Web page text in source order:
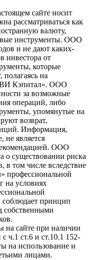
сайте носит
рассматриваться как
валюту,
инструменты. ООО
и не дают каких-
инвестора от
которые
полагаясь на
Кэпитал». ООО
за возможные
операций, либо
упомянутые на
возврат,
Информация,
не является
ООО
о существовании риска
в том числе вследствие
профессиональной
на условиях
принцип
собственными
на сайте при наличии
ч.1 ст.6 и ст.10.1 152-
на использование и
лицами.